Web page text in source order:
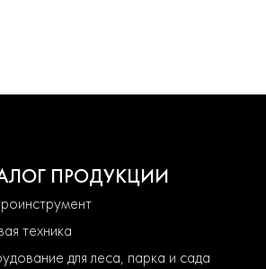
ПРОДУКЦИИ
техника
для леса, парка и сада